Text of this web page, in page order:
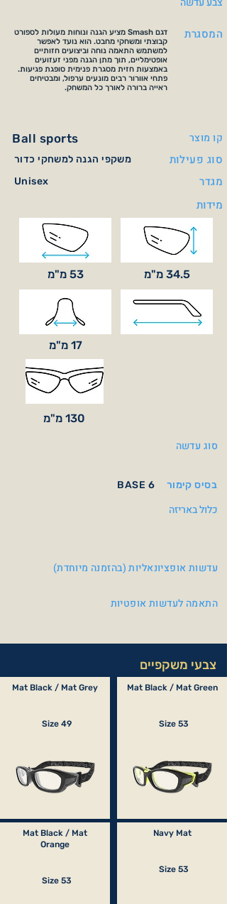
דגם Smash מציע הגנה ונוחות מעולות לספורט
קבוצתי ומשחקי מחבט. הוא נועד לאפשר
למשתמש התאמה נוחה וביצועים חזותיים
אופטימליים, תוך מתן הגנה מפני זעזועים
באמצעות חזית מסגרת פנימית סופגת פגיעות.
פתחי אוורור רבים מונעים ערפול, ומבטיחים
ראייה ברורה לאורך כל המשחק.
המסגרת
Ball sports קו מוצר
משקפי הגנה למשחקי כדור סוג פעילות
Unisex
מגדר
מידות
53 מ"מ 34.5 מ"מ
17 מ"מ
130 מ"מ
סוג עדשה
BASE 6 בסיס קימור
כלול באריזה
עדשות אופציונאליות (בהזמנה מיוחדת)
התאמה לעדשות אופטיות
צבעי משקפיים
Mat Black / Mat Grey
Size 49
Mat Black / Mat
Orange
Size 53
Mat Black / Mat Green
Size 53
Navy Mat
Size 53